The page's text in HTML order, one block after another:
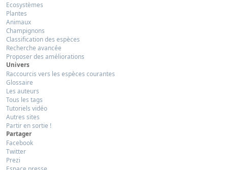
Ecosystèmes
Plantes
Animaux
Champignons
Classification des espèces
Recherche avancée
Proposer des améliorations
Univers
Raccourcis vers les espèces courantes
Glossaire
Les auteurs
Tous les tags
Tutoriels vidéo
Autres sites
Partir en sortie !
Partager
Facebook
Twitter
Prezi
Espace presse